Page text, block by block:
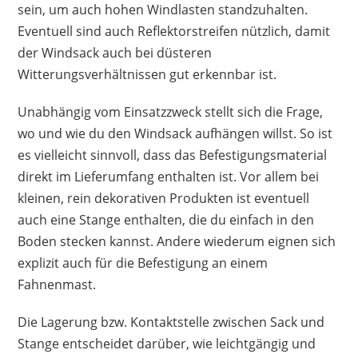
sein, um auch hohen Windlasten standzuhalten.
Eventuell sind auch Reflektorstreifen nützlich, damit
der Windsack auch bei düsteren
Witterungsverhältnissen gut erkennbar ist.
Unabhängig vom Einsatzzweck stellt sich die Frage,
wo und wie du den Windsack aufhängen willst. So ist
es vielleicht sinnvoll, dass das Befestigungsmaterial
direkt im Lieferumfang enthalten ist. Vor allem bei
kleinen, rein dekorativen Produkten ist eventuell
auch eine Stange enthalten, die du einfach in den
Boden stecken kannst. Andere wiederum eignen sich
explizit auch für die Befestigung an einem
Fahnenmast.
Die Lagerung bzw. Kontaktstelle zwischen Sack und
Stange entscheidet darüber, wie leichtgängig und